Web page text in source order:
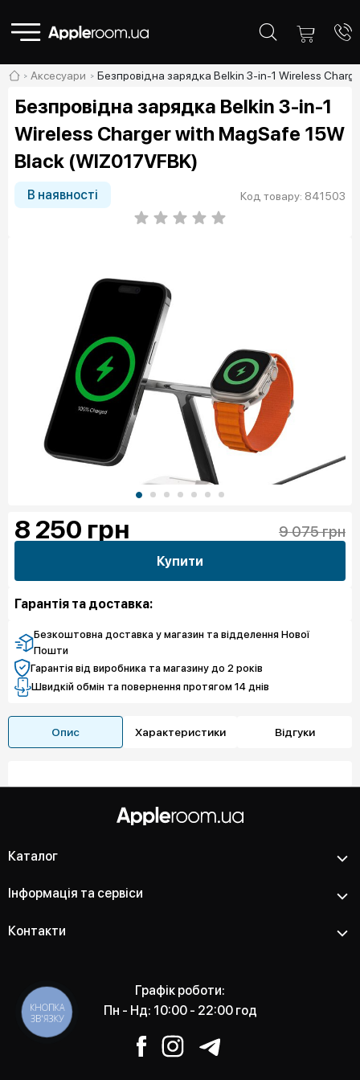
Аксесуари Безпровідна зарядка Belkin 3-in-1 Wireless
Безпровідна зарядка Belkin 3-in-1
Wireless Charger with MagSafe 15W
Black (WIZ017VFBK)
В наявності Код товару: 841503
8 250 грн 9 075 грн
Купити
Гарантія та доставка:
Безкоштовна доставка у магазин та відделення Нової
Пошти
Гарантія від виробника та магазину до 2 років
Швидкій обмін та повернення протягом 14 днів
Опис Характеристики Відгуки
Каталог
Інформація та сервіси
Контакти
Графік роботи:
Пн - Нд: 10:00 - 22:00 год
КНОПКА
ЗВ'ЯЗКУ